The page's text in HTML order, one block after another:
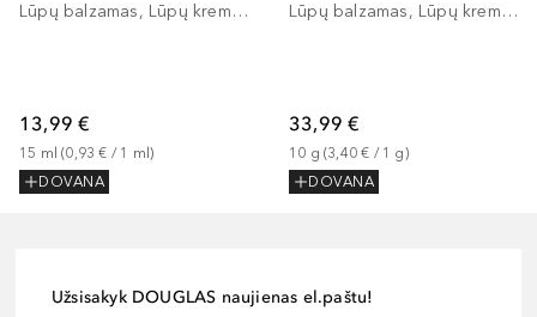
Lūpų balzamas, Lūpų kremas
13,99 €
15 ml (0,93 € / 1 ml)
DOVANA
Lūpų balzamas, Lūpų kremas
33,99 €
10 g (3,40 € / 1 g)
DOVANA
Užsisakyk DOUGLAS naujienas el.paštu!